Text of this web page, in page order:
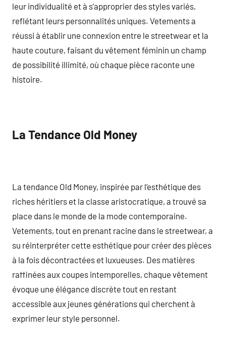
leur individualité et à s’approprier des styles variés,
reflétant leurs personnalités uniques. Vetements a
réussi à établir une connexion entre le streetwear et la
haute couture, faisant du vêtement féminin un champ
de possibilité illimité, où chaque pièce raconte une
histoire.
La Tendance Old Money
La tendance Old Money, inspirée par l’esthétique des
riches héritiers et la classe aristocratique, a trouvé sa
place dans le monde de la mode contemporaine.
Vetements, tout en prenant racine dans le streetwear, a
su réinterpréter cette esthétique pour créer des pièces
à la fois décontractées et luxueuses. Des matières
raffinées aux coupes intemporelles, chaque vêtement
évoque une élégance discrète tout en restant
accessible aux jeunes générations qui cherchent à
exprimer leur style personnel.